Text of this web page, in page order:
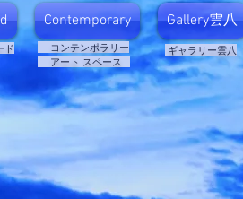
Contemporary Gallery雲八
ド
​ コンテンポラリー
アート スペース
​ ギャラリー雲八